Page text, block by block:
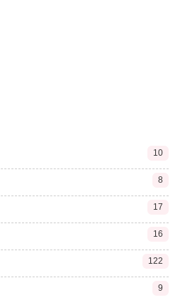
10
8
17
16
122
9